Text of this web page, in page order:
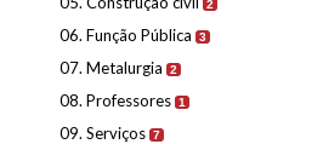
2
06. Função Pública 3
07. Metalurgia 2
08. Professores 1
09. Serviços 7